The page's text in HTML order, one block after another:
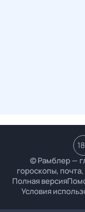
© Рамблер —
гороскопы,
Полная версия
Условия
18